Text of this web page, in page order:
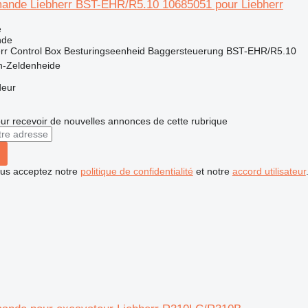
Liebherr BST-EHR/R5.10 10685051 pour Liebherr
Control Box Besturingseenheid Baggersteuerung BST-EHR/R5.10
Zeldenheide
recevoir de nouvelles annonces de cette rubrique
acceptez notre politique de confidentialité et notre accord utilisateur.